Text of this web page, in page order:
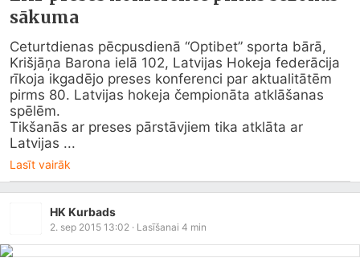
sākuma
Ceturtdienas pēcpusdienā “Optibet” sporta bārā,
Krišjāņa Barona ielā 102, Latvijas Hokeja federācija
rīkoja ikgadējo preses konferenci par aktualitātēm
pirms 80. Latvijas hokeja čempionāta atklāšanas
spēlēm.
Tikšanās ar preses pārstāvjiem tika atklāta ar
Latvijas ...
Lasīt vairāk
HK Kurbads
2. sep 2015 13:02 · Lasīšanai 4 min